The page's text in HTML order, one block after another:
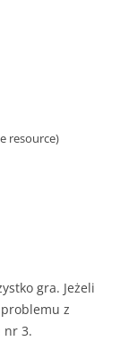
resource)
gra. Jeżeli
z
nr 3.